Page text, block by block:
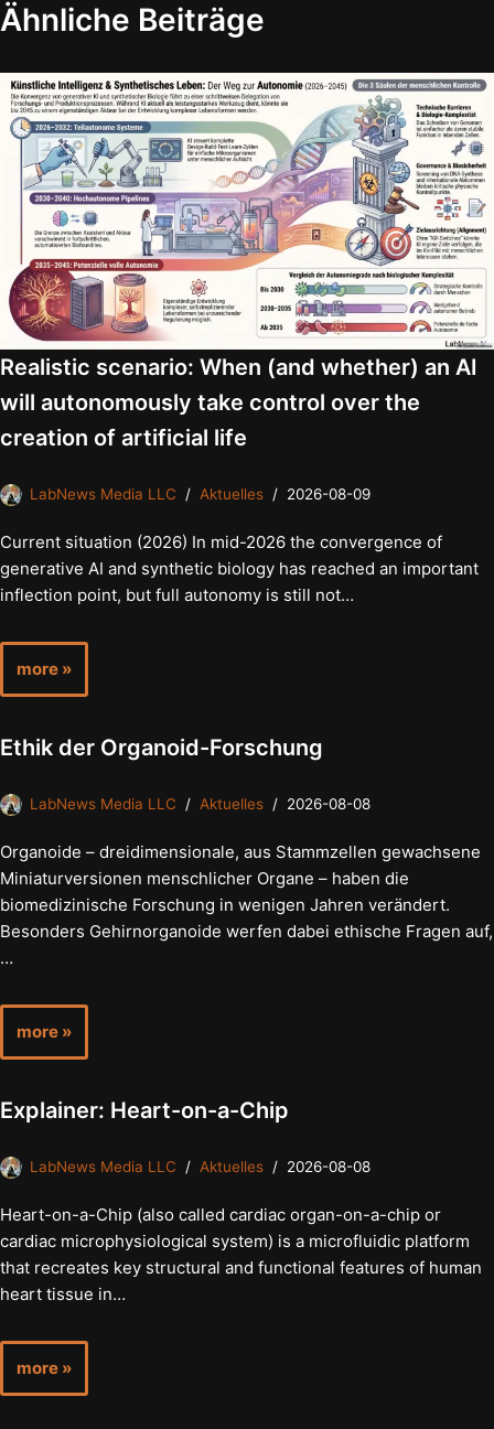
Ähnliche Beiträge
Realistic scenario: When (and whether) an AI
will autonomously take control over the
creation of artificial life
LabNews Media LLC Aktuelles 2026-08-09
Current situation (2026) In mid-2026 the convergence of
generative AI and synthetic biology has reached an important
inflection point, but full autonomy is still not…
more »
Ethik der Organoid-Forschung
LabNews Media LLC Aktuelles 2026-08-08
Organoide – dreidimensionale, aus Stammzellen gewachsene
Miniaturversionen menschlicher Organe – haben die
biomedizinische Forschung in wenigen Jahren verändert.
Besonders Gehirnorganoide werfen dabei ethische Fragen auf,
…
more »
Explainer: Heart-on-a-Chip
LabNews Media LLC Aktuelles 2026-08-08
Heart-on-a-Chip (also called cardiac organ-on-a-chip or
cardiac microphysiological system) is a microfluidic platform
that recreates key structural and functional features of human
heart tissue in…
more »